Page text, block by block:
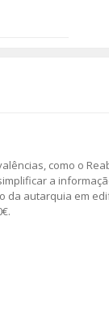
como o
a
autarquia em